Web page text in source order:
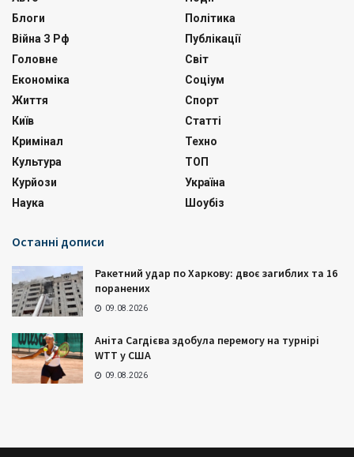
Блоги
Війна З Рф
Головне
Економіка
Життя
Київ
Кримінал
Культура
Курйози
Наука
Політика
Публікації
Світ
Соціум
Спорт
Статті
Техно
ТОП
Україна
Шоубіз
Останні дописи
Ракетний удар по Харкову: двоє загиблих та 16
поранених
09.08.2026
Аніта Сагдієва здобула перемогу на турнірі
WTT у США
09.08.2026